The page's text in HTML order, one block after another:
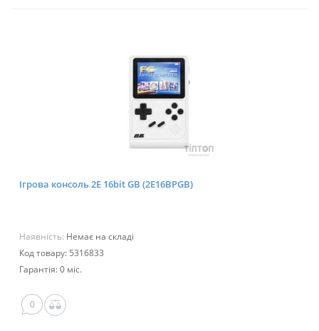
Ігрова консоль 2E 16bit GB (2E16BPGB)
Наявність: Немає на складі
Код товару: 5316833
Гарантія: 0 міс.
0